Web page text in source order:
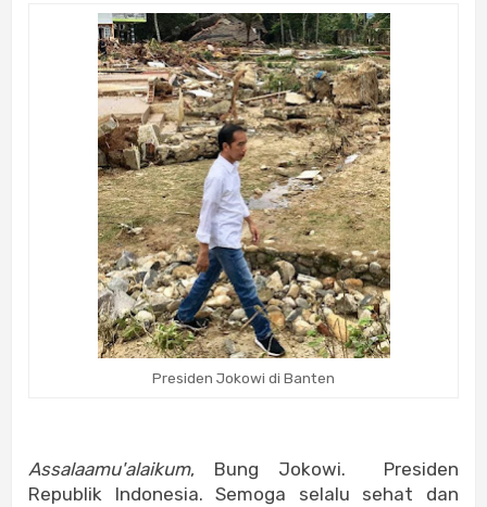
Presiden Jokowi di Banten
Assalaamu'alaikum, Bung Jokowi. Presiden
Republik Indonesia. Semoga selalu sehat dan